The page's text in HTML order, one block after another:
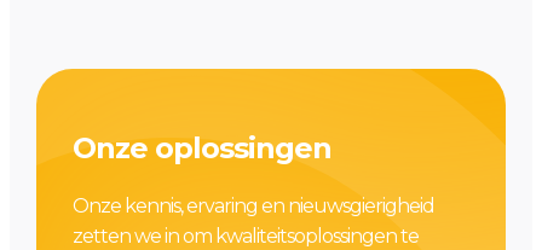
Onze oplossingen
Onze kennis, ervaring en nieuwsgierigheid
zetten we in om kwaliteitsoplossingen te